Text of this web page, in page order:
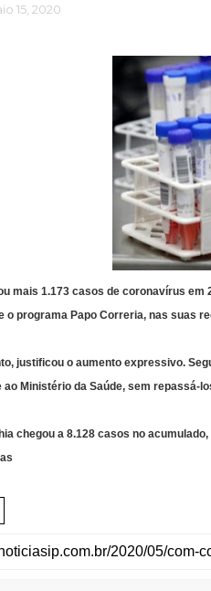
15, 2020
mais 1.173 casos de coronavírus
o programa Papo Correria, nas suas
justificou o aumento expressivo.
Ministério da Saúde, sem repassá-
chegou a 8.128 casos no